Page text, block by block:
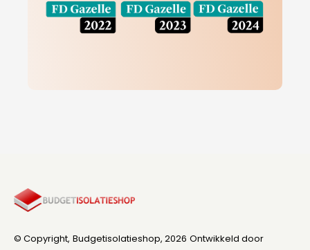
© Copyright, Budgetisolatieshop, 2026 Ontwikkeld door